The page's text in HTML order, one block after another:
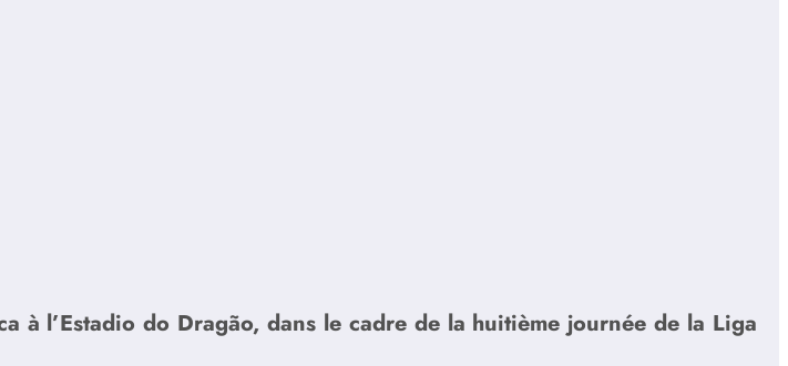
à l’Estadio do Dragão, dans le cadre de la huitième journée de la Liga